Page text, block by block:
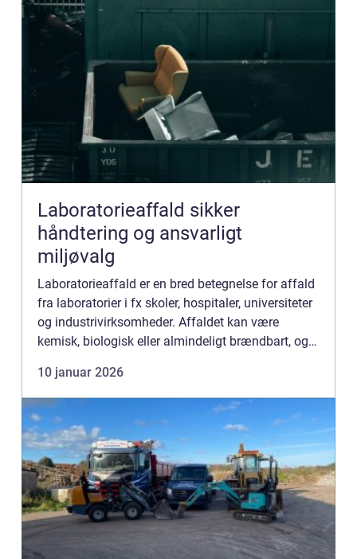
Laboratorieaffald sikker
håndtering og ansvarligt
miljøvalg
Laboratorieaffald er en bred betegnelse for affald
fra laboratorier i fx skoler, hospitaler, universiteter
og industrivirksomheder. Affaldet kan være
kemisk, biologisk eller almindeligt brændbart, og
miljøskadeli...
10 januar 2026